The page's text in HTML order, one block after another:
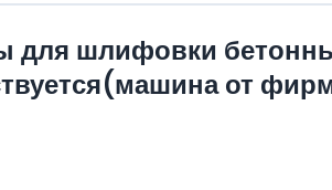
для шлифовки
от